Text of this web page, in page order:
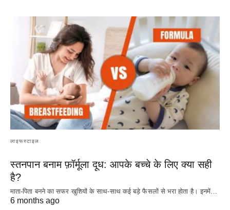
लाइफस्टाइल
स्तनपान बनाम फ़ॉर्मूला दूध: आपके बच्चे के लिए क्या सही
है?
माता-पिता बनने का सफर खुशियों के साथ-साथ कई बड़े फैसलों से भरा होता है। इनमें…
6 months ago